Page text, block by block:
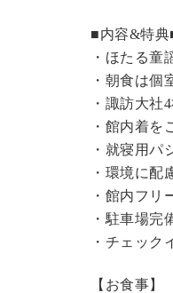
■内容&特典
・ ほたる童
・朝食は個
・諏訪大社
・館内着を
・就寝用パ
・環境に配
・館内フリ
・駐車場完
・チェック
【お食事】